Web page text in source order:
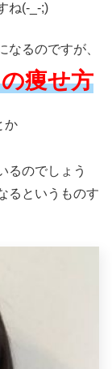
ね(-_-;)
なるのですが、
痩せ方
か
るのでしょう
るというものす